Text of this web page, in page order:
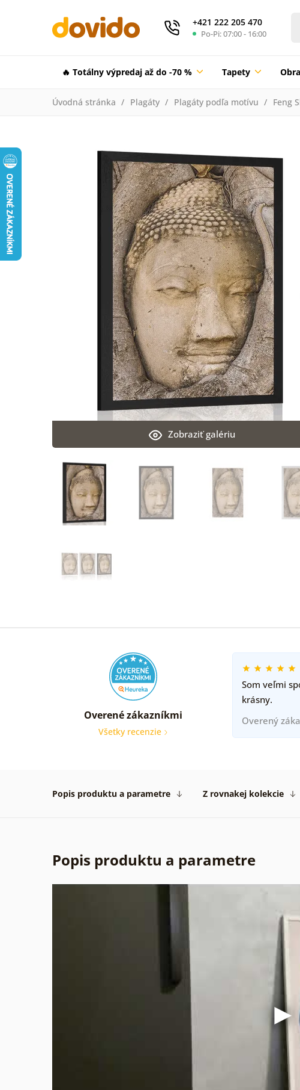
+421 222 205 470
Po-Pi: 07:00 - 16:00
🔥 Totálny výpredaj až do -70 % Tapety
Úvodná stránka Plagáty Plagáty podľa motívu Feng
Zobraziť galériu
Overené zákazníkmi
Všetky recenzie
Som veľmi
krásny.
Overený
Popis produktu a parametre Z rovnakej kolekcie
Popis produktu a parametre